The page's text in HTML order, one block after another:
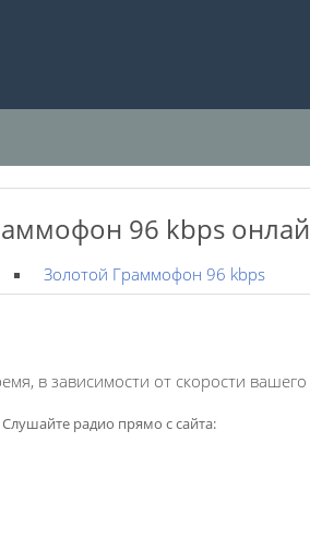
96 kbps
Золотой Граммофон 96 kbps
в зависимости от скорости
Слушайте радио прямо с сайта: